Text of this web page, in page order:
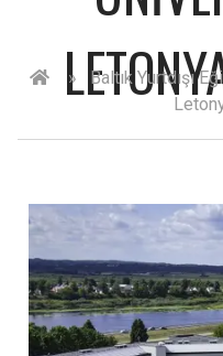
»
Baltık Yurtdışı